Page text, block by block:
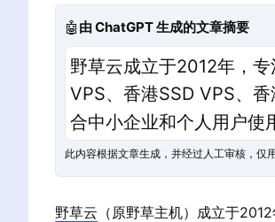
🤖 由 ChatGPT 生成的文章摘要
野草云成立于2012年，
VPS、香港SSD VPS、
合中小企业和个人用户使
此内容根据文章生成，并经过人工审核，仅
野草云 （原野草主机）成立于